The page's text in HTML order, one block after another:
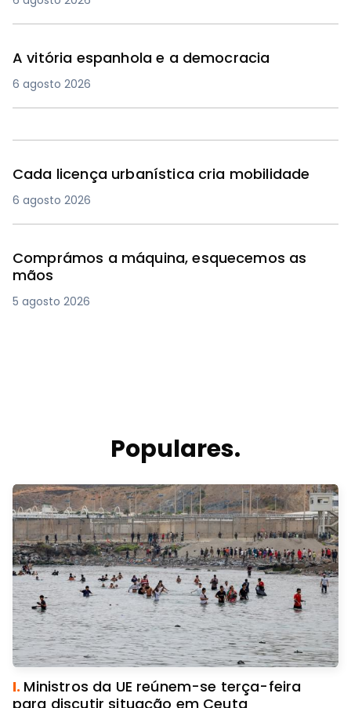
A vitória espanhola e a democracia
6 agosto 2026
Cada licença urbanística cria mobilidade
6 agosto 2026
Comprámos a máquina, esquecemos as
mãos
5 agosto 2026
Populares.
I. Ministros da UE reúnem-se terça-feira
para discutir situação em Ceuta